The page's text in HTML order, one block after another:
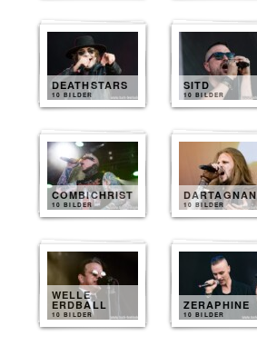
DEATHSTARS
10 BILDER
SITD
10 BILDER
COMBICHRIST
10 BILDER
DARTAGNAN
10 BILDER
WELLE
ERDBALL
10 BILDER
ZERAPHINE
10 BILDER